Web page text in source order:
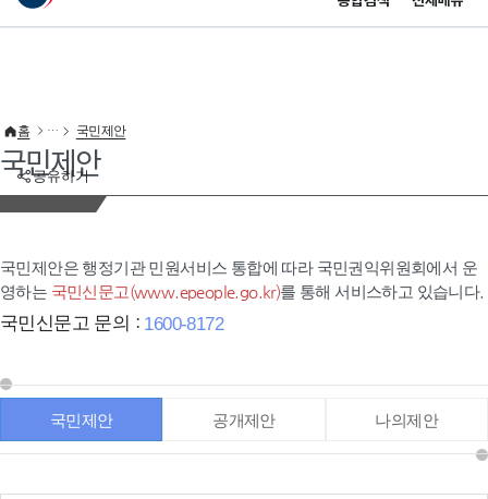
이 누리집은 대한민국 공식 전자정부 누리집입니다.
공유하기
홈 국민제안
국민제안
국민제안은 행정기관 민원서비스 통합에 따라 국민권익위원회에서 운
영하는 국민신문고(www.epeople.go.kr)를 통해 서비스하고 있습니다.
국민신문고 문의 : 1600-8172
국민제안 공개제안 나의제안